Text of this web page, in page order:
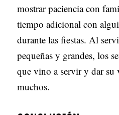
mostrar paciencia con
tiempo adicional con
durante las fiestas. Al
pequeñas y grandes, los
que vino a servir y dar su
muchos.